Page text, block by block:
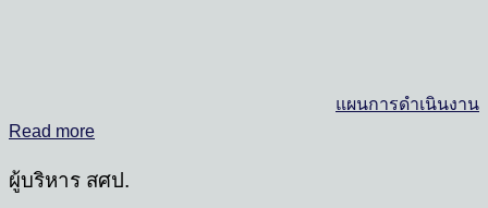
แผนการดำเนินงาน
Read more
ผู้บริหาร สศป.